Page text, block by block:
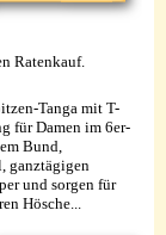
Tanga mit T-
für Damen im 6er-
Bund,
ganztägigen
und sorgen für
Hösche...
Ratenkauf.